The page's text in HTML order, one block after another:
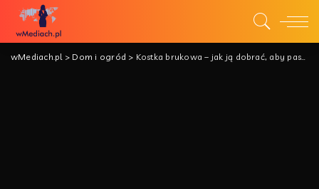
wMediach.pl> Dom i ogród > Kostka brukowa – jak ją dobrać, aby pasowała do posesji?